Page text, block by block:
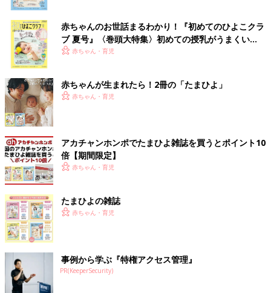
赤ちゃんのお世話まるわかり！『初めてのひよこクラ
ブ 夏号』〈巻頭大特集〉初めての授乳がうまくい
く！ おっぱい・ミルクの基本と夏のトラブル 解決テ
赤ちゃん・育児
赤ちゃんが生まれたら！2冊の「たまひよ」
赤ちゃん・育児
アカチャンホンポでたまひよ雑誌を買うとポイント10
倍【期間限定】
赤ちゃん・育児
たまひよの雑誌
赤ちゃん・育児
事例から学ぶ『特権アクセス管理』
PR(KeeperSecurity)